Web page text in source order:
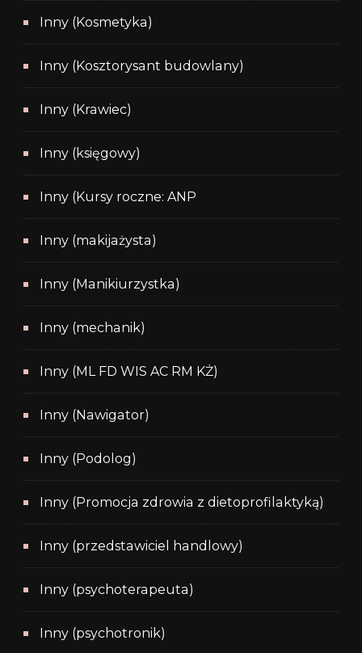
Inny (Kosmetyka)
Inny (Kosztorysant budowlany)
Inny (Krawiec)
Inny (księgowy)
Inny (Kursy roczne: ANP
Inny (makijażysta)
Inny (Manikiurzystka)
Inny (mechanik)
Inny (ML FD WIS AC RM KŻ)
Inny (Nawigator)
Inny (Podolog)
Inny (Promocja zdrowia z dietoprofilaktyką)
Inny (przedstawiciel handlowy)
Inny (psychoterapeuta)
Inny (psychotronik)